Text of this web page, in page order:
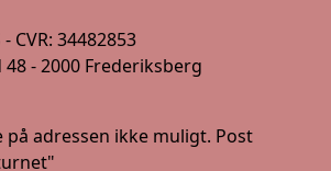
CVR: 34482853
- 2000 Frederiksberg
på adressen ikke muligt. Post